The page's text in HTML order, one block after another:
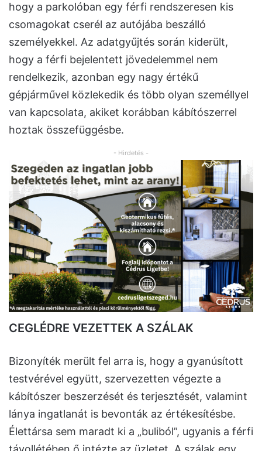
hogy a parkolóban egy férfi rendszeresen kis
csomagokat cserél az autójába beszálló
személyekkel. Az adatgyűjtés során kiderült,
hogy a férfi bejelentett jövedelemmel nem
rendelkezik, azonban egy nagy értékű
gépjárművel közlekedik és több olyan személlyel
van kapcsolata, akiket korábban kábítószerrel
hoztak összefüggésbe.
- Hirdetés -
CEGLÉDRE VEZETTEK A SZÁLAK
Bizonyíték merült fel arra is, hogy a gyanúsított
testvérével együtt, szervezetten végezte a
kábítószer beszerzését és terjesztését, valamint
lánya ingatlanát is bevonták az értékesítésbe.
Élettársa sem maradt ki a „buliból”, ugyanis a férfi